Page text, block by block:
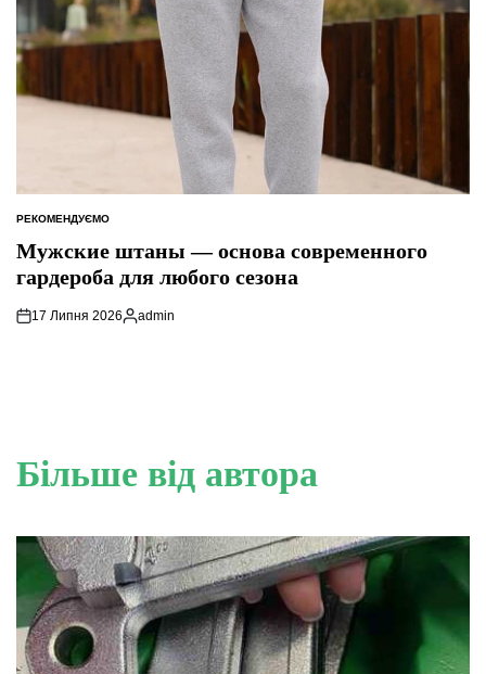
ОПУБЛІКУВАТИ
РЕКОМЕНДУЄМО
Мужские штаны — основа современного
гардероба для любого сезона
17 Липня 2026
Опубліковано
admin
Більше від автора